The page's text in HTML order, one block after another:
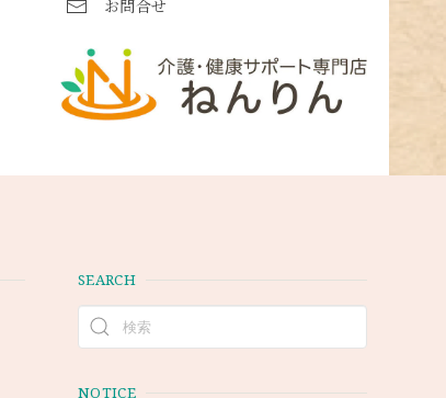
お問合せ
SEARCH
NOTICE